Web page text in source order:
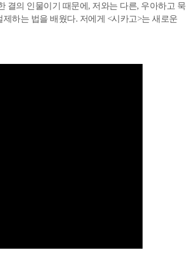
결의 인물이기 때문에, 저와는 다른, 우아하고 묵
하는 법을 배웠다. 저에게 <시카고>는 새로운